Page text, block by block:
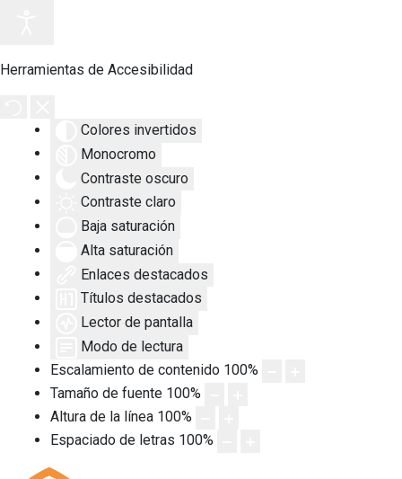
Herramientas de Accesibilidad
Colores invertidos
Monocromo
Contraste oscuro
Contraste claro
Baja saturación
Alta saturación
Enlaces destacados
Títulos destacados
Lector de pantalla
Modo de lectura
Escalamiento de contenido 100%
Tamaño de fuente 100%
Altura de la línea 100%
Espaciado de letras 100%